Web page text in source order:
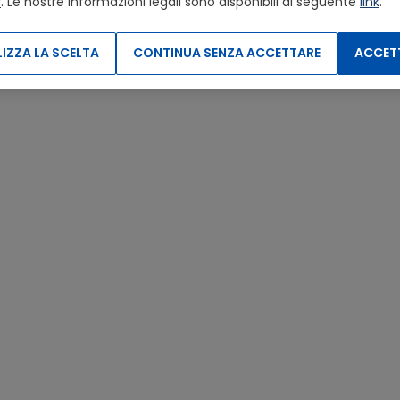
CONTINUA SENZA ACCETTARE
LA SCELTA